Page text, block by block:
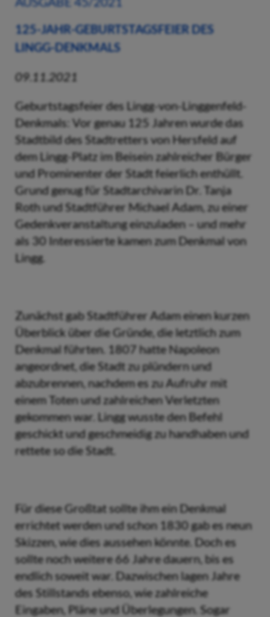
125-JAHR-GEBURTSTAGSFEIER DES
LINGG-DENKMALS
09.11.2021
Geburtstagsfeier des Lingg-von-Linggenfeld-
Denkmals: Vor genau 125 Jahren wurde das
Stadtbild des Stadtretters von Hersfeld auf
dem Lingg-Platz im Beisein zahlreicher Bürger
und Prominenter der Stadt feierlich enthüllt.
Grund genug für Stadtarchivarin Dr. Tanja
Roth und Stadtführer Michael Adam, zu einer
Gedenkveranstaltung einzuladen – und mehr
als 30 Interessierte kamen zum Denkmal von
Lingg.
Zunächst gab Stadtführer Adam einen kurzen
Überblick über die Gründe, die letztlich zum
Denkmal führten. 1807 hatte Napoleon
angeordnet, die Stadt zu plündern und
abzubrennen, nachdem es zu Aufruhr mit
einem Toten und zahlreichen Verletzten
gekommen war. Lingg wusste den Befehl
geschickt und geschmeidig zu handhaben und
rettete so die Stadt.
Für diese Großtat sollte ihm ein Denkmal
errichtet werden und schon 1830 gab es neun
Skizzen, wie dies aussehen könnte. Doch es
sollte noch weitere 66 Jahre dauern, bis es
endlich soweit war. Dazwischen lagen Jahre
des Stillstands ebenso, wie zahlreiche
Eingaben, Pläne und Überlegungen. Sogar